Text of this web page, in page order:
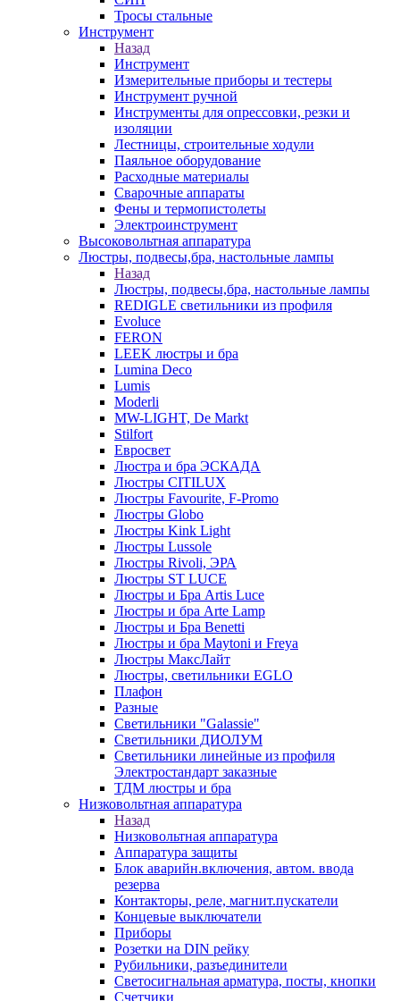
Тросы стальные
Инструмент
Назад
Инструмент
Измерительные приборы и тестеры
Инструмент ручной
Инструменты для опрессовки, резки и
изоляции
Лестницы, строительные ходули
Паяльное оборудование
Расходные материалы
Сварочные аппараты
Фены и термопистолеты
Электроинструмент
Высоковольтная аппаратура
Люстры, подвесы,бра, настольные лампы
Назад
Люстры, подвесы,бра, настольные лампы
REDIGLE светильники из профиля
Evoluce
FERON
LEEK люстры и бра
Lumina Deco
Lumis
Moderli
MW-LIGHT, De Markt
Stilfort
Евросвет
Люстра и бра ЭСКАДА
Люстры CITILUX
Люстры Favourite, F-Promo
Люстры Globo
Люстры Kink Light
Люстры Lussole
Люстры Rivoli, ЭРА
Люстры ST LUCE
Люстры и Бра Artis Luce
Люстры и бра Arte Lamp
Люстры и Бра Benetti
Люстры и бра Maytoni и Freya
Люстры МаксЛайт
Люстры, светильники EGLO
Плафон
Разные
Светильники "Galassie"
Светильники ДИОЛУМ
Светильники линейные из профиля
Электростандарт заказные
ТДМ люстры и бра
Низковольтная аппаратура
Назад
Низковольтная аппаратура
Аппаратура защиты
Блок аварийн.включения, автом. ввода
резерва
Контакторы, реле, магнит.пускатели
Концевые выключатели
Приборы
Розетки на DIN рейку
Рубильники, разъединители
Светосигнальная арматура, посты, кнопки
Счетчики